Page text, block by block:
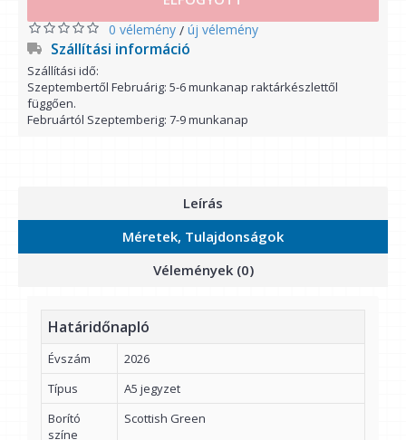
0 vélemény / új vélemény
Szállítási információ
Szállítási idő:
Szeptembertől Februárig: 5-6 munkanap raktárkészlettől
függően.
Februártól Szeptemberig: 7-9 munkanap
Leírás
Méretek, Tulajdonságok
Vélemények (0)
Határidőnapló
Évszám
2026
Típus
A5 jegyzet
Borító
színe
Scottish Green